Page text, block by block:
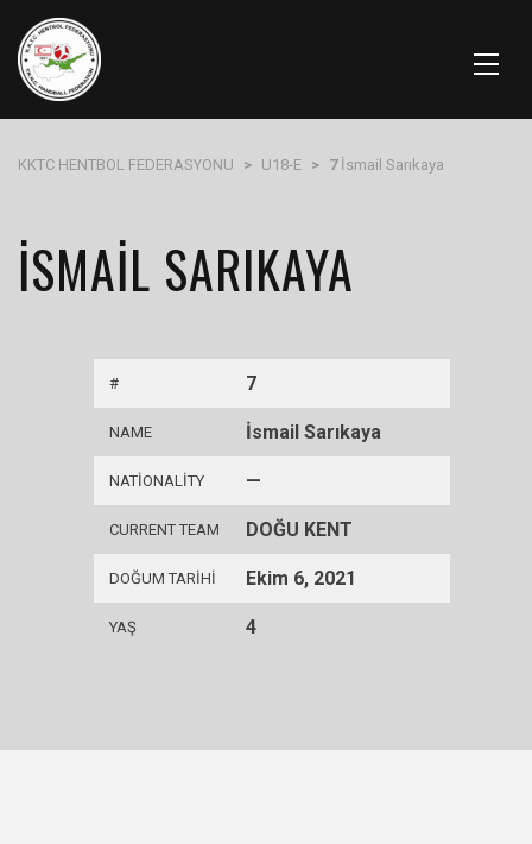
KKTC HENTBOL FEDERASYONU > U18-E > 7İsmail Sarıkaya
İSMAIL SARIKAYA
# 7
NAME İsmail Sarıkaya
NATIONALITY —
CURRENT TEAM DOĞU KENT
DOĞUM TARIHI Ekim 6, 2021
YAŞ 4